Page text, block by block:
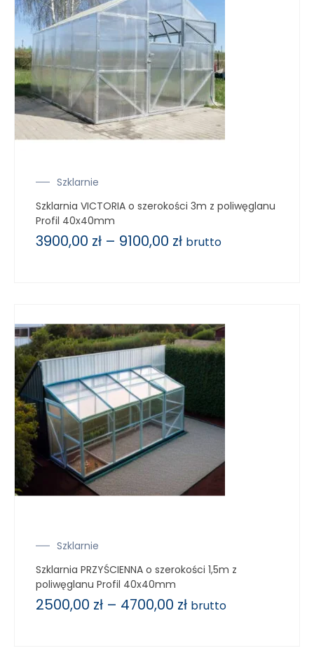
Szklarnie
Szklarnia VICTORIA o szerokości 3m z poliwęglanu
Profil 40x40mm
3900,00 zł – 9100,00 zł brutto
Szklarnie
Szklarnia PRZYŚCIENNA o szerokości 1,5m z
poliwęglanu Profil 40x40mm
2500,00 zł – 4700,00 zł brutto